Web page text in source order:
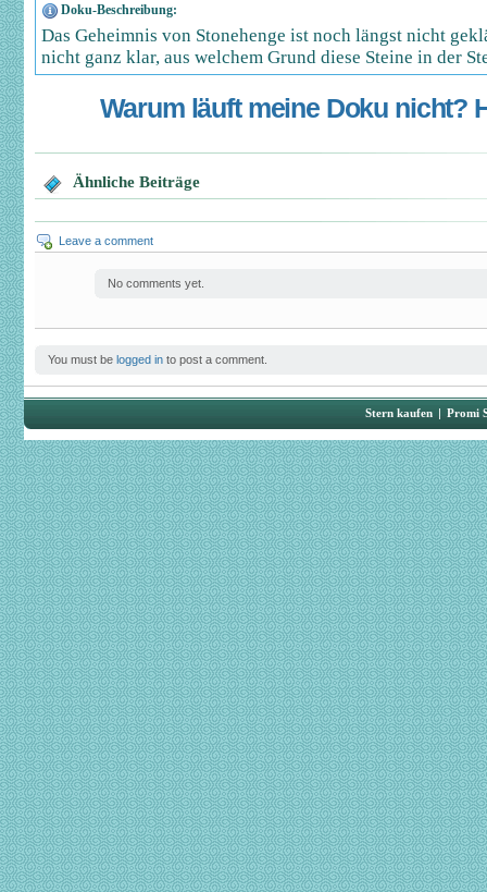
Doku-Beschreibung:
Das Geheimnis von Stonehenge ist noch längst nicht
nicht ganz klar, aus welchem Grund diese Steine in der
Warum läuft meine Doku nicht?
Ähnliche Beiträge
Leave a comment
No comments yet.
You must be logged in to post a comment.
Stern kaufen | Promi